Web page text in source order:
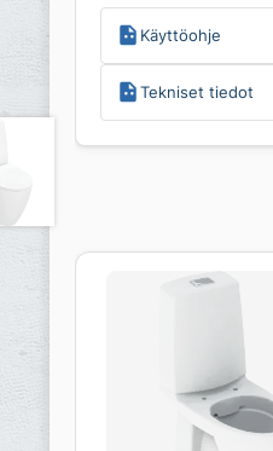
Käyttöohje
Tekniset tiedot